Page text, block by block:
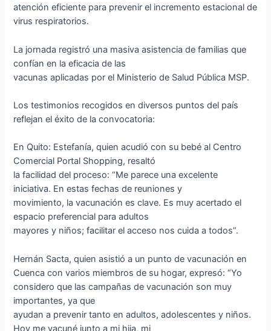
atención eficiente para prevenir el incremento estacional de
virus respiratorios.
La jornada registró una masiva asistencia de familias que
confían en la eficacia de las
vacunas aplicadas por el Ministerio de Salud Pública MSP.
Los testimonios recogidos en diversos puntos del país
reflejan el éxito de la convocatoria:
En Quito: Estefanía, quien acudió con su bebé al Centro
Comercial Portal Shopping, resaltó
la facilidad del proceso: “Me parece una excelente
iniciativa. En estas fechas de reuniones y
movimiento, la vacunación es clave. Es muy acertado el
espacio preferencial para adultos
mayores y niños; facilitar el acceso nos cuida a todos”.
Hernán Sacta, quien asistió a un punto de vacunación en
Cuenca con varios miembros de su hogar, expresó: “Yo
considero que las campañas de vacunación son muy
importantes, ya que
ayudan a prevenir tanto en adultos, adolescentes y niños.
Hoy me vacuné junto a mi hija, mi